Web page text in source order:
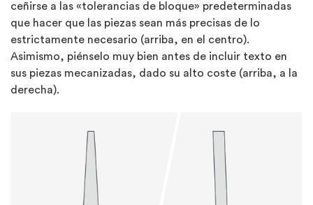
ceñirse a las «tolerancias de bloque» predeterminadas
que hacer que las piezas sean más precisas de lo
estrictamente necesario (arriba, en el centro).
Asimismo, piénselo muy bien antes de incluir texto en
sus piezas mecanizadas, dado su alto coste (arriba, a la
derecha).